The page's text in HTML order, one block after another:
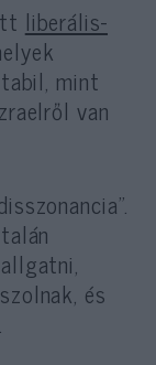
liberális-
mint
van
és